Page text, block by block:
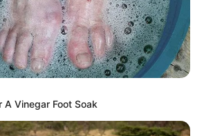
Vinegar Foot Soak